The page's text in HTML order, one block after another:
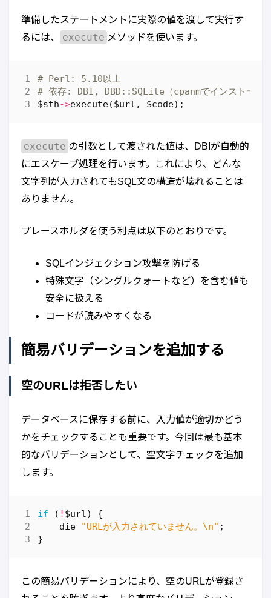
準備したステートメントに実際の値を渡して実行す
るには、
execute メソッドを使います。
# Perl: 5.10以上
# 依存: DBI, DBD::SQLite（cpanmでインストール
$sth->execute($url , $code);
execute の引数として渡された値は、DBIが自動的
にエスケープ処理を行います。これにより、どんな
文字列が入力されてもSQL文の構造が壊れることは
ありません。
プレースホルダを使う利点は以下のとおりです。
SQLインジェクション攻撃を防げる
特殊文字（シングルクォートなど）を含む値も
安全に扱える
コードが読みやすくなる
簡易バリデーションを追加する
空のURLは拒否したい
データベースに保存する前に、入力値が適切かどう
かをチェックすることも重要です。今回は最も基本
的なバリデーションとして、空文字チェックを追加
します。
if ( ! $url)
{
die
"URLが入力されていません。\n" ;
}
この簡易バリデーションにより、空のURLが登録さ